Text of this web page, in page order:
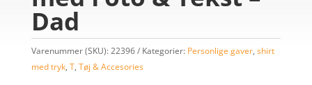
Dad
Varenummer (SKU):22396 Kategorier: Personlige gaver, shirt
med tryk, T, Tøj & Accesories